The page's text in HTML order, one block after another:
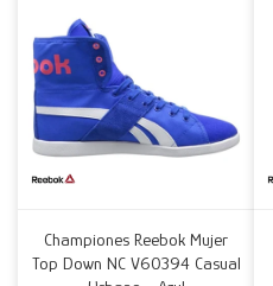
Championes Reebok Mujer
Top Down NC V60394 Casual